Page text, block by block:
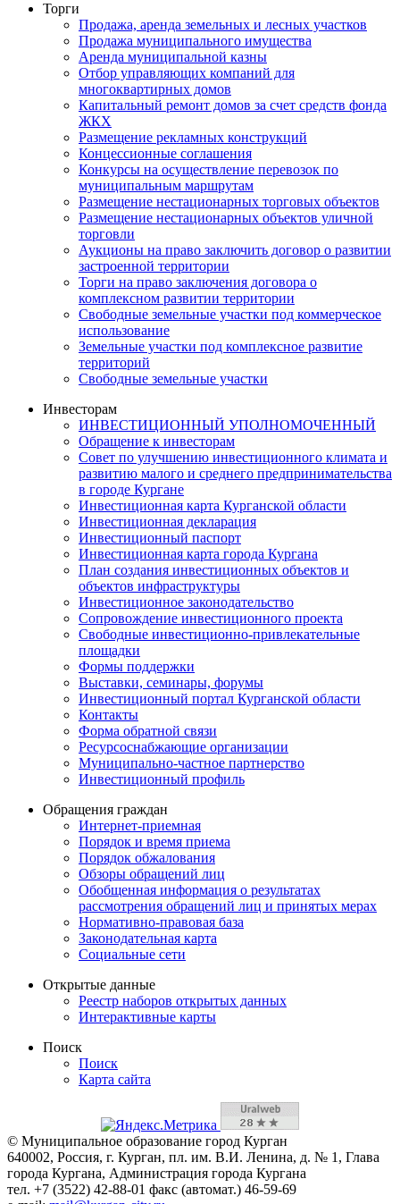
Торги
Продажа, аренда земельных и лесных участков
Продажа муниципального имущества
Аренда муниципальной казны
Отбор управляющих компаний для
многоквартирных домов
Капитальный ремонт домов за счет средств фонда
ЖКХ
Размещение рекламных конструкций
Концессионные соглашения
Конкурсы на осуществление перевозок по
муниципальным маршрутам
Размещение нестационарных торговых объектов
Размещение нестационарных объектов уличной
торговли
Аукционы на право заключить договор о развитии
застроенной территории
Торги на право заключения договора о
комплексном развитии территории
Свободные земельные участки под коммерческое
использование
Земельные участки под комплексное развитие
территорий
Свободные земельные участки
Инвесторам
ИНВЕСТИЦИОННЫЙ УПОЛНОМОЧЕННЫЙ
Обращение к инвесторам
Совет по улучшению инвестиционного климата и
развитию малого и среднего предпринимательства
в городе Кургане
Инвестиционная карта Курганской области
Инвестиционная декларация
Инвестиционный паспорт
Инвестиционная карта города Кургана
План создания инвестиционных объектов и
объектов инфраструктуры
Инвестиционное законодательство
Сопровождение инвестиционного проекта
Свободные инвестиционно-привлекательные
площадки
Формы поддержки
Выставки, семинары, форумы
Инвестиционный портал Курганской области
Контакты
Форма обратной связи
Ресурсоснабжающие организации
Муниципально-частное партнерство
Инвестиционный профиль
Обращения граждан
Интернет-приемная
Порядок и время приема
Порядок обжалования
Обзоры обращений лиц
Обобщенная информация о результатах
рассмотрения обращений лиц и принятых мерах
Нормативно-правовая база
Законодательная карта
Социальные сети
Открытые данные
Реестр наборов открытых данных
Интерактивные карты
Поиск
Поиск
Карта сайта
© Муниципальное образование город Курган
640002, Россия, г. Курган, пл. им. В.И. Ленина, д. № 1, Глава
города Кургана, Администрация города Кургана
тел. +7 (3522) 42-88-01 факс (автомат.) 46-59-69